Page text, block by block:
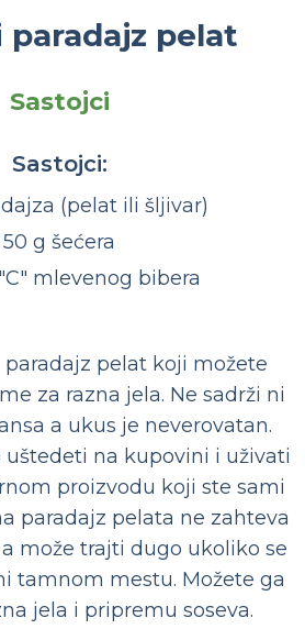
paradajz pelat
Sastojci
Sastojci:
(pelat ili šljivar)
50 g šećera
mlevenog bibera
pelat koji možete
za razna jela. Ne sadrži ni
a ukus je neverovatan.
na kupovini i uživati
proizvodu koji ste sami
paradajz pelata ne zahteva
može trajti dugo ukoliko se
tamnom mestu. Možete ga
jela i pripremu soseva.